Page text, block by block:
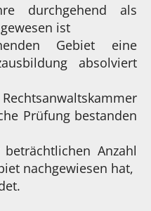
durchgehend als
ist
Gebiet eine
absolviert
Prüfung bestanden
Anzahl
nachgewiesen hat,